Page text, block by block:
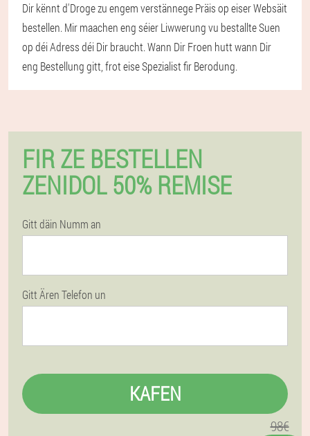
Dir kënnt d'Droge zu engem verstännege Präis op eiser Websäit
bestellen. Mir maachen eng séier Liwwerung vu bestallte Suen
op déi Adress déi Dir braucht. Wann Dir Froen hutt wann Dir
eng Bestellung gitt, frot eise Spezialist fir Berodung.
FIR ZE BESTELLEN
ZENIDOL 50% REMISE
Gitt däin Numm an
Gitt Ären Telefon un
KAFEN
98€